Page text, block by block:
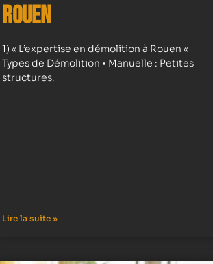
Rouen
1) « L’expertise en démolition à Rouen «
Types de Démolition • Manuelle : Petites
structures,
Lire la suite »